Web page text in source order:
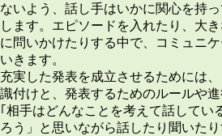
ないよう、話し手はいかに関心を持
します。エピソードを入れたり、大
に問いかけたりする中で、コミュニ
いきます。
充実した発表を成立させるためには、
識付けと、発表するためのルールや進
｢相手はどんなことを考えて話してい
ろう」と思いながら話したり聞いた